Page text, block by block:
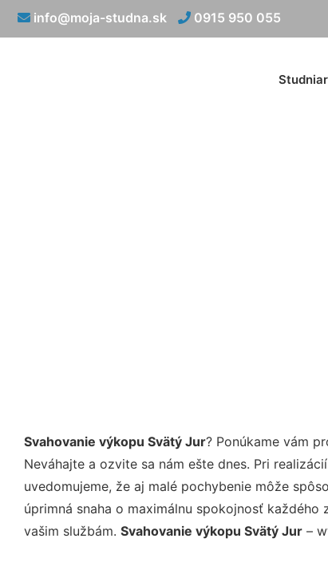
info@moja-studna.sk 0915 950 055
Svahovanie výkopu Svätý Jur? Ponúkame vám
Neváhajte a ozvite sa nám ešte dnes. Pri
uvedomujeme, že aj malé pochybenie môže
úprimná snaha o maximálnu spokojnosť
vašim službám. Svahovanie výkopu Svätý Jur –